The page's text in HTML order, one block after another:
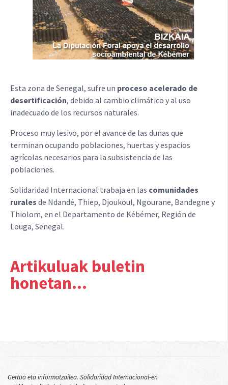
Esta zona de Senegal, sufre un proceso acelerado de
desertificación, debido al cambio climático y al uso
inadecuado de los recursos naturales.
Proceso muy lesivo, por el avance de las dunas que
terminan ocupando poblaciones, huertas y espacios
agrícolas necesarios para la subsistencia de las
poblaciones.
Solidaridad Internacional trabaja en las comunidades
rurales de Ndandé, Thiep, Djoukoul, Ngourane, Bandegne y
Thiolom, en el Departamento de Kébémer, Región de
Louga, Senegal.
Artikuluak buletin
honetan...
Gertua eta informatzailea. Solidaridad Internacional-en